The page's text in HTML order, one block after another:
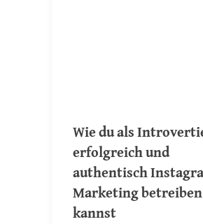
Wie du als
erfolgreich und
authentisch
Marketing betreiben
kannst